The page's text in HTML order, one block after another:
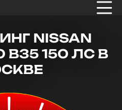
NISSAN
B35 150 ЛС В